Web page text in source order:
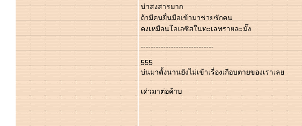
น่าสงสารมาก
ถ้ามีคนยื่นมือเข้ามาช่วยซักคน
คงเหมือนโอเอซิสในทะเลทรายละมั๊ง
-----------------------------
555
บ่นมาตั้งนานยังไม่เข้าเรื่องเกือบตายของเราเล
เด๋วมาต่อค้าบ